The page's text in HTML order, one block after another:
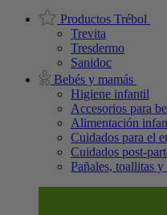
Productos Trébol
Trevita
Tresdermo
Sanidoc
Bebés y mamás
Higiene infantil
Accesorios para
Alimentación
Cuidados para el
Cuidados post-
Pañales, toallitas